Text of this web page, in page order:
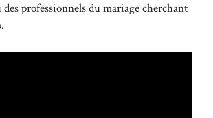
des professionnels du mariage cherchant